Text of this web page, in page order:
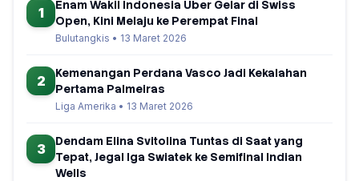
1
Enam Wakil Indonesia Uber Gelar di Swiss
Open, Kini Melaju ke Perempat Final
Bulutangkis • 13 Maret 2026
2
Kemenangan Perdana Vasco Jadi Kekalahan
Pertama Palmeiras
Liga Amerika • 13 Maret 2026
3
Dendam Elina Svitolina Tuntas di Saat yang
Tepat, Jegal Iga Swiatek ke Semifinal Indian
Wells